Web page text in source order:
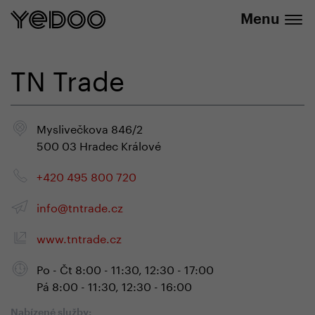
Menu
TN Trade
Myslivečkova 846/2
500 03 Hradec Králové
+420 495 800 720
info@tntrade.cz
www.tntrade.cz
Po - Čt 8:00 - 11:30, 12:30 - 17:00
Pá 8:00 - 11:30, 12:30 - 16:00
Nabízené služby: